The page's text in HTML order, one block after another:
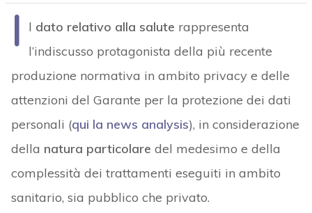
I l dato relativo alla salute rappresenta
l’indiscusso protagonista della più recente
produzione normativa in ambito privacy e delle
attenzioni del Garante per la protezione dei dati
personali (qui la news analysis), in considerazione
della natura particolare del medesimo e della
complessità dei trattamenti eseguiti in ambito
sanitario, sia pubblico che privato.